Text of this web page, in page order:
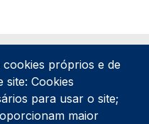
cookies próprios e de
site: Cookies
para usar o site;
maior